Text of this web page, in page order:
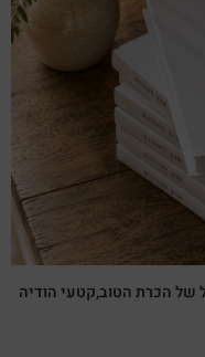
של הכרת הטוב,קטעי הודיה